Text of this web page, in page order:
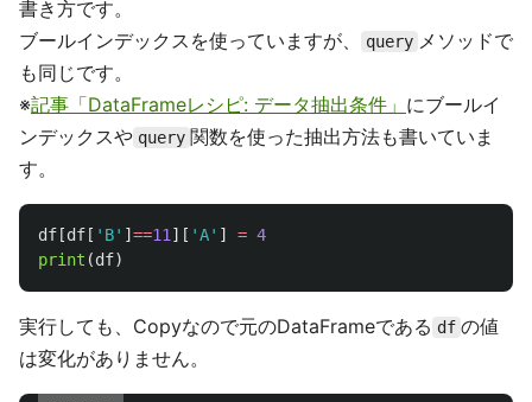
書き方です。
ブールインデックスを使っていますが、
query メソッドで
も同じです。
※記事「DataFrameレシピ: データ抽出条件」 にブールイ
ンデックスや query 関数を使った抽出方法も書いていま
す。
df [df [ ' B' ] ==11][ 'A' ] = 4
print (df)
実行しても、Copyなので元のDataFrameである df の値
は変化がありません。